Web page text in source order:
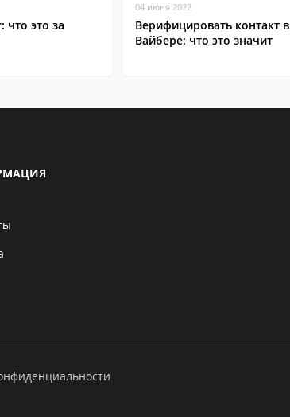
что это за
04 июня 2022
Верифицировать контакт в
Вайбере: что это значит